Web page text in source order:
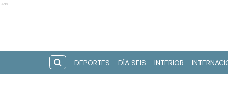
Ads
DEPORTES DÍA SEIS INTERIOR